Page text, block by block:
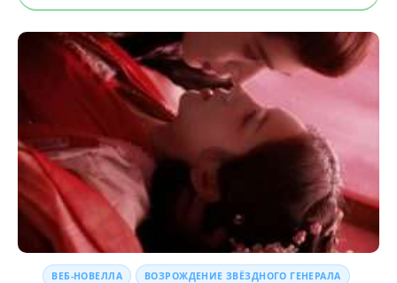
ВЕБ-НОВЕЛЛА ВОЗРОЖДЕНИЕ ЗВЁЗДНОГО ГЕНЕРАЛА